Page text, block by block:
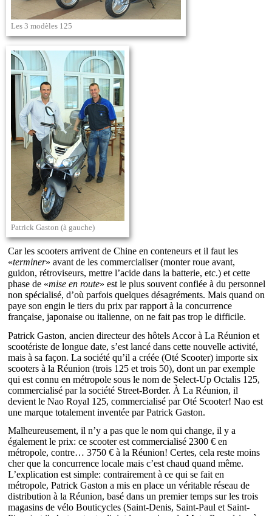
Les 3 modèles 125
Patrick Gaston (à gauche)
Car les scooters arrivent de Chine en conteneurs et il faut les
«terminer» avant de les commercialiser (monter roue avant,
guidon, rétroviseurs, mettre l’acide dans la batterie, etc.) et cette
phase de «mise en route» est le plus souvent confiée à du personnel
non spécialisé, d’où parfois quelques désagréments. Mais quand on
paye son engin le tiers du prix par rapport à la concurrence
française, japonaise ou italienne, on ne fait pas trop le difficile.
Patrick Gaston, ancien directeur des hôtels Accor à La Réunion et
scootériste de longue date, s’est lancé dans cette nouvelle activité,
mais à sa façon. La société qu’il a créée (Oté Scooter) importe six
scooters à la Réunion (trois 125 et trois 50), dont un par exemple
qui est connu en métropole sous le nom de Select-Up Octalis 125,
commercialisé par la société Street-Border. À La Réunion, il
devient le Nao Royal 125, commercialisé par Oté Scooter! Nao est
une marque totalement inventée par Patrick Gaston.
Malheureusement, il n’y a pas que le nom qui change, il y a
également le prix: ce scooter est commercialisé 2300 € en
métropole, contre… 3750 € à la Réunion! Certes, cela reste moins
cher que la concurrence locale mais c’est chaud quand même.
L’explication est simple: contrairement à ce qui se fait en
métropole, Patrick Gaston a mis en place un véritable réseau de
distribution à la Réunion, basé dans un premier temps sur les trois
magasins de vélo Bouticycles (Saint-Denis, Saint-Paul et Saint-